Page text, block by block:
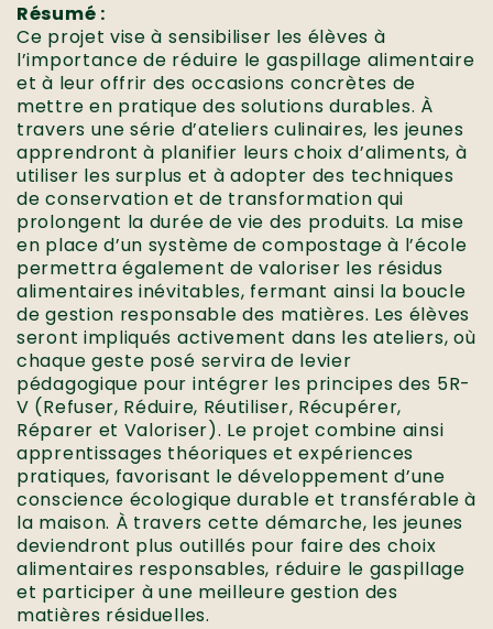
Résumé :
Ce projet vise à sensibiliser les élèves à
l’importance de réduire le gaspillage alimentaire
et à leur offrir des occasions concrètes de
mettre en pratique des solutions durables. À
travers une série d’ateliers culinaires, les jeunes
apprendront à planifier leurs choix d’aliments, à
utiliser les surplus et à adopter des techniques
de conservation et de transformation qui
prolongent la durée de vie des produits. La mise
en place d’un système de compostage à l’école
permettra également de valoriser les résidus
alimentaires inévitables, fermant ainsi la boucle
de gestion responsable des matières. Les élèves
seront impliqués activement dans les ateliers, où
chaque geste posé servira de levier
pédagogique pour intégrer les principes des 5R-
V (Refuser, Réduire, Réutiliser, Récupérer,
Réparer et Valoriser). Le projet combine ainsi
apprentissages théoriques et expériences
pratiques, favorisant le développement d’une
conscience écologique durable et transférable à
la maison. À travers cette démarche, les jeunes
deviendront plus outillés pour faire des choix
alimentaires responsables, réduire le gaspillage
et participer à une meilleure gestion des
matières résiduelles.